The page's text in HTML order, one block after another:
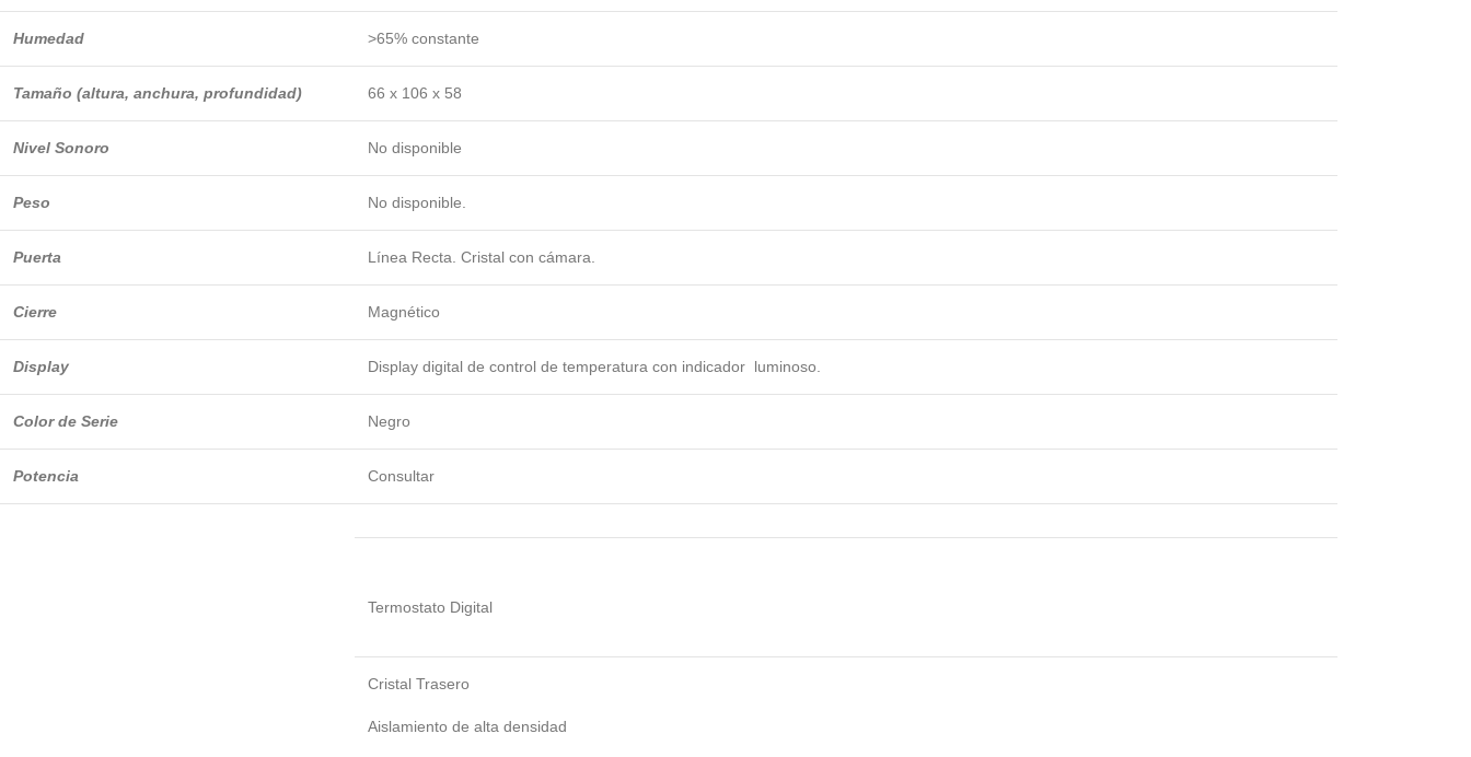
Humedad >65% constante
Tamaño (altura, anchura, profundidad) 66 x 106 x 58
Nivel Sonoro No disponible
Peso No disponible.
Puerta Línea Recta. Cristal con cámara.
Cierre Magnético
Display Display digital de control de temperatura con indicador luminoso.
Color de Serie Negro
Potencia Consultar
Termostato Digital
Cristal Trasero
Aislamiento de alta densidad